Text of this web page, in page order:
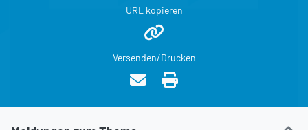
URL kopieren
Versenden/Drucken